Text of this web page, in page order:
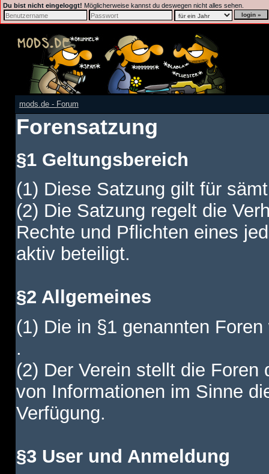
Du bist nicht eingeloggt! Möglicherweise kannst du deswegen nicht alles sehen.
mods.de - Forum
Forensatzung
§1 Geltungsbereich
(1) Diese Satzung gilt für
(2) Die Satzung regelt die
Rechte und Pflichten eines
aktiv beteiligt.
§2 Allgemeines
(1) Die in §1 genannten
.
(2) Der Verein stellt die
von Informationen im Sinne
Verfügung.
§3 User und Anmeldung